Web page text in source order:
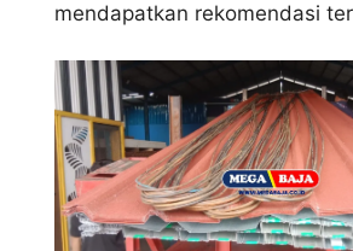
mendapatkan rekomendasi